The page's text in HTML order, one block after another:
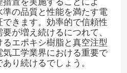
の品質と性能を満たす電
きます。効率的で信頼性
が増え続けるにつれて、
エポキシ樹脂と真空注型
工学業界における重要で
り続けるでしょう。